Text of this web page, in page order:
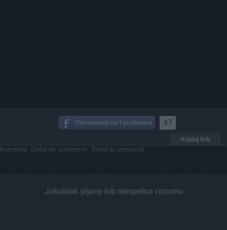
47
Kopiuj link
Komentuj Dodaj do ulubionych Dodaj do przyjaciół
Jakubiak pijany lub niespełna rozumu